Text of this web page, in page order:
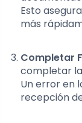
Esto
más
Completar
completar
Un error en
recepción